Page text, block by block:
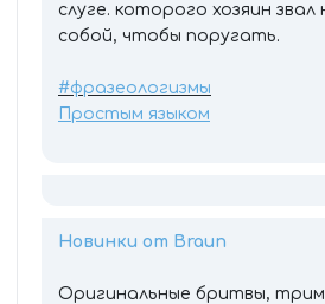
слуге. которого хозяин звал
собой, чтобы поругать.
#фразеологизмы
Простым языком
Новинки от Braun
Оригинальные бритвы,